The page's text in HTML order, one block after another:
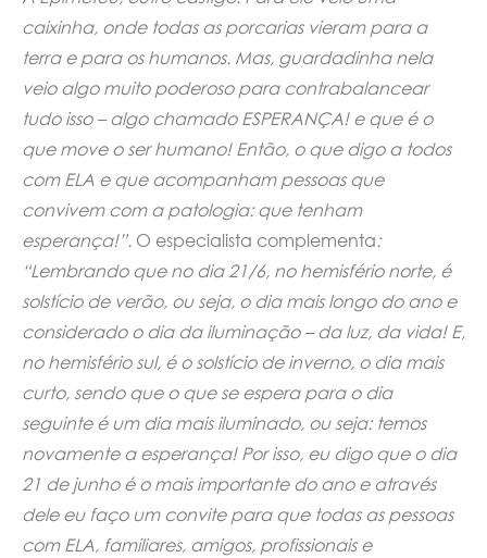
caixinha, onde todas as porcarias vieram para a
terra e para os humanos. Mas, guardadinha nela
veio algo muito poderoso para contrabalancear
tudo isso – algo chamado ESPERANÇA! e que é o
que move o ser humano! Então, o que digo a todos
com ELA e que acompanham pessoas que
convivem com a patologia: que tenham
esperança!”. O especialista complementa:
“Lembrando que no dia 21/6, no hemisfério norte, é
solstício de verão, ou seja, o dia mais longo do ano e
considerado o dia da iluminação – da luz, da vida! E,
no hemisfério sul, é o solstício de inverno, o dia mais
curto, sendo que o que se espera para o dia
seguinte é um dia mais iluminado, ou seja: temos
novamente a esperança! Por isso, eu digo que o dia
21 de junho é o mais importante do ano e através
dele eu faço um convite para que todas as pessoas
com ELA, familiares, amigos, profissionais e